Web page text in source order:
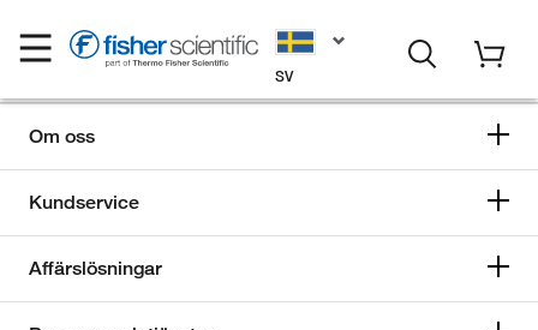
SV
Om oss
Kundservice
Affärslösningar